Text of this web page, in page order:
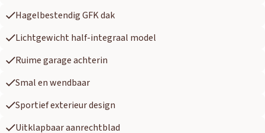
Hagelbestendig GFK dak
Lichtgewicht half-integraal model
Ruime garage achterin
Smal en wendbaar
Sportief exterieur design
Uitklapbaar aanrechtblad